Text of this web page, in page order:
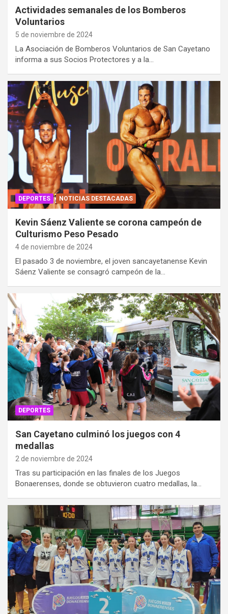
Actividades semanales de los Bomberos
Voluntarios
5 de noviembre de 2024
La Asociación de Bomberos Voluntarios de San Cayetano
informa a sus Socios Protectores y a la…
DEPORTES NOTICIAS DESTACADAS
Kevin Sáenz Valiente se corona campeón de
Culturismo Peso Pesado
4 de noviembre de 2024
El pasado 3 de noviembre, el joven sancayetanense Kevin
Sáenz Valiente se consagró campeón de la…
DEPORTES
San Cayetano culminó los juegos con 4
medallas
2 de noviembre de 2024
Tras su participación en las finales de los Juegos
Bonaerenses, donde se obtuvieron cuatro medallas, la…